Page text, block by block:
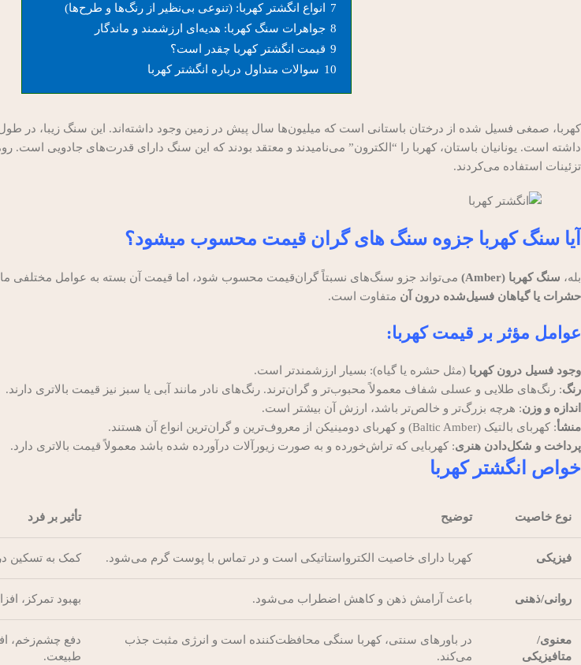
7 انواع انگشتر کهربا: (تنوعی بی‌نظیر از رنگ‌ها و طرح‌ها)
8 جواهرات سنگ کهربا: هدیه‌ای ارزشمند و ماندگار
9 قیمت انگشتر کهربا چقدر است؟
10 سوالات متداول درباره انگشتر کهربا
کهربا، صمغی فسیل شده از درختان باستانی است که میلیون‌ها سال پیش در زمین وجود داشته‌اند. این سنگ زیبا، در
داشته است. یونانیان باستان، کهربا را “الکترون” می‌نامیدند و معتقد بودند که این سنگ دارای قدرت‌های جادویی است.
تزئینات استفاده می‌کردند.
آیا سنگ کهربا جزوه سنگ های گران قیمت محسوب میشود؟
بله، سنگ کهربا (Amber) می‌تواند جزو سنگ‌های نسبتاً گران‌قیمت محسوب شود، اما قیمت آن بسته به عوامل مختلفی
حشرات یا گیاهان فسیل‌شده درون آن متفاوت است.
عوامل مؤثر بر قیمت کهربا:
وجود فسیل درون کهربا (مثل حشره یا گیاه): بسیار ارزشمندتر است.
رنگ: رنگ‌های طلایی و عسلی شفاف معمولاً محبوب‌تر و گران‌ترند. رنگ‌های نادر مانند آبی یا سبز نیز قیمت بالاتری دارند.
اندازه و وزن: هرچه بزرگ‌تر و خالص‌تر باشد، ارزش آن بیشتر است.
منشأ: کهربای بالتیک (Baltic Amber) و کهربای دومینیکن از معروف‌ترین و گران‌ترین انواع آن هستند.
پرداخت و شکل‌دادن هنری: کهربایی که تراش‌خورده و به صورت زیورآلات درآورده شده باشد معمولاً قیمت بالاتری دارد.
خواص انگشتر کهربا
نوع خاصیت توضیح تأثیر بر فرد
فیزیکی کهربا دارای خاصیت الکترواستاتیکی است و در تماس با پوست گرم می‌شود. کمک به تسکین
روانی/ذهنی باعث آرامش ذهن و کاهش اضطراب می‌شود. بهبود تمرکز،
معنوی/
متافیزیکی
در باورهای سنتی، کهربا سنگی محافظت‌کننده است و انرژی مثبت جذب
می‌کند.
دفع چشم‌زخم،
طبیعت.